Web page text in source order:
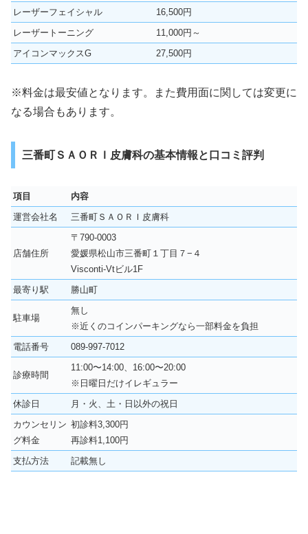
レーザーフェイシャル
16,500円
レーザートーニング
11,000円～
アイコンマックスG
27,500円
※料金は最安値となります。また費用面に関しては変更に
なる場合もあります。
三番町ＳＡＯＲＩ皮膚科の基本情報と口コミ評判
項目
内容
運営会社名
三番町ＳＡＯＲＩ皮膚科
店舗住所
〒790-0003
愛媛県松山市三番町１丁目７−４
Visconti-Vtビル1F
最寄り駅
勝山町
駐車場
無し
※近くのコインパーキングなら一部料金を負担
電話番号
089-997-7012
診療時間
11:00〜14:00、16:00〜20:00
※日曜日だけイレギュラー
休診日
月・火、土・日以外の祝日
カウンセリン
グ料金
初診料3,300円
再診料1,100円
支払方法
記載無し